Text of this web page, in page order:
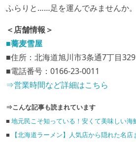
ふらりと……足を運んでみませんか。
＜店舗情報＞
■蕎麦雪屋
■住所：北海道旭川市3条通7丁目
■電話番号：0166-23-0011
⇒営業時間など詳細はこちら
⇒こんな記事も読まれています
■ 地元民こそ知っている！安くて美味しい海
■
【北海道ラーメン】人気店から隠れた名店